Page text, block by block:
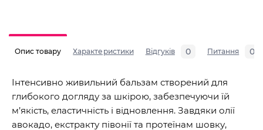
Опис товару Характеристики Відгуків 0 Питання 0
Інтенсивно живильний бальзам створений для
глибокого догляду за шкірою, забезпечуючи їй
м’якість, еластичність і відновлення. Завдяки олії
авокадо, екстракту півонії та протеїнам шовку,